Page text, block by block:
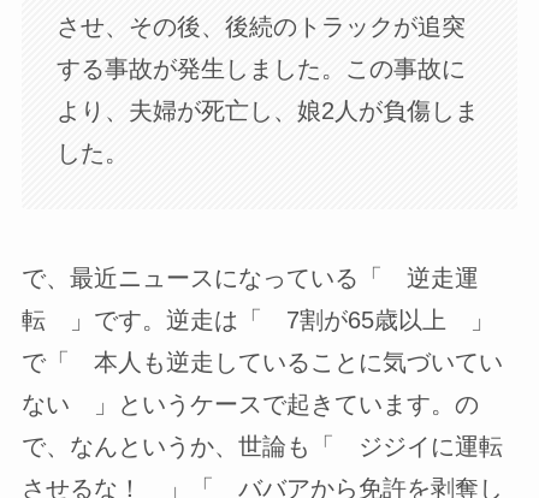
させ、その後、後続のトラックが追突
する事故が発生しました。この事故に
より、夫婦が死亡し、娘2人が負傷しま
した。
で、最近ニュースになっている「 逆走運
転 」です。逆走は「 7割が65歳以上 」
で「 本人も逆走していることに気づいてい
ない 」というケースで起きています。の
で、なんというか、世論も「 ジジイに運転
させるな！ 」「 ババアから免許を剥奪し